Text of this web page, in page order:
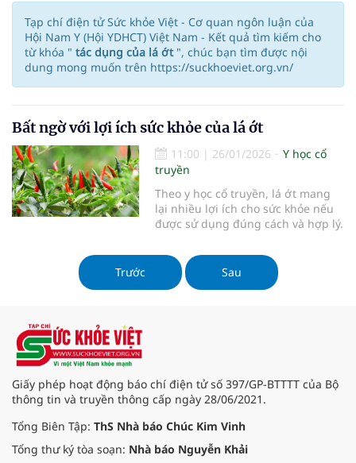
Tạp chí điện tử Sức khỏe Việt - Cơ quan ngôn luận của
Hội Nam Y (Hội YDHCT) Việt Nam - Kết quả tìm kiếm cho
từ khóa " tác dụng của lá ớt ", chúc bạn tìm được nội
dung mong muốn trên https://suckhoeviet.org.vn/
Bất ngờ với lợi ích sức khỏe của lá ớt
11:00 | 26/01/2026
Y học cổ
truyền
Theo y học cổ truyền, lá ớt mang
lại nhiều lợi ích cho sức khỏe nếu
được sử dụng đúng cách và hợp lý.
Trước Sau
Giấy phép hoạt động báo chí điện tử số 397/GP-BTTTT của Bộ
thông tin và truyền thông cấp ngày 28/06/2021.
Tổng Biên Tập: ThS Nhà báo Chúc Kim Vinh
Tổng thư ký tòa soạn: Nhà báo Nguyễn Khải